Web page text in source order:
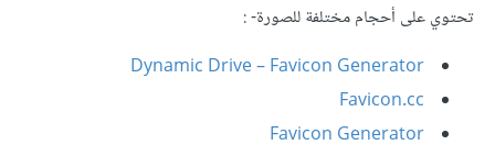
تحتوي على أحجام مختلفة للصورة- :
Dynamic Drive – Favicon Generator
Favicon.cc
Favicon Generator